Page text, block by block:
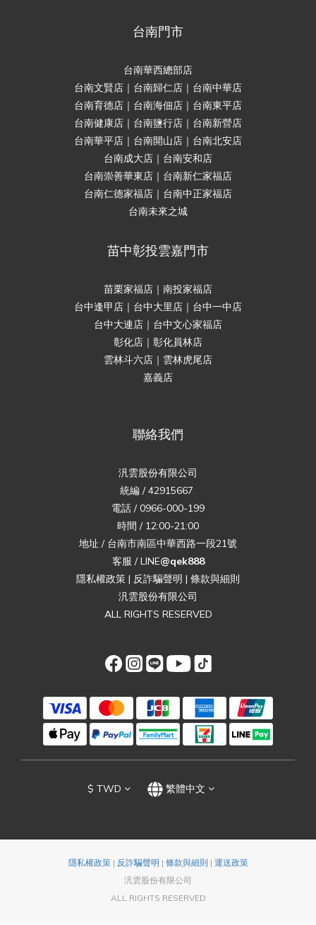
台南門市
台南華西總部店
台南文賢店｜台南歸仁店｜台南中華店
台南育德店｜台南海佃店｜台南東平店
台南健康店｜台南鹽行店｜台南新營店
台南華平店｜台南開山店｜台南北安店
台南成大店｜台南安和店
台南崇善華東店｜台南新仁家福店
台南仁德家福店｜台南中正家福店
台南未來之城
苗中彰投雲嘉門市
苗栗家福店｜南投家福店
台中逢甲店｜台中大里店｜台中一中店
台中大連店｜台中文心家福店
彰化店｜彰化員林店
雲林斗六店｜雲林虎尾店
嘉義店
聯絡我們
汎雲股份有限公司
統編 / 42915667
電話 / 0966-000-199
時間 / 12:00-21:00
地址 / 台南市南區中華西路一段21號
客服 / LINE@qek888
隱私權政策 | 反詐騙聲明 | 條款與細則
汎雲股份有限公司
ALL RIGHTS RESERVED
$ TWD 繁體中文
隱私權政策| 反詐騙聲明 | 條款與細則 | 運送政策
汎雲股份有限公司
ALL RIGHTS RESERVED